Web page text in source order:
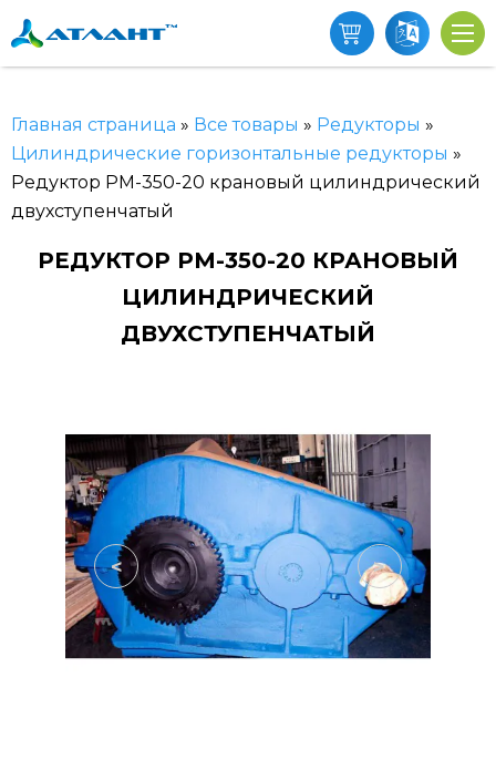
Главная страница » Все товары » Редукторы »
Цилиндрические горизонтальные редукторы »
Редуктор РМ-350-20 крановый цилиндрический
двухступенчатый
РЕДУКТОР РМ-350-20 КРАНОВЫЙ
ЦИЛИНДРИЧЕСКИЙ
ДВУХСТУПЕНЧАТЫЙ
< >